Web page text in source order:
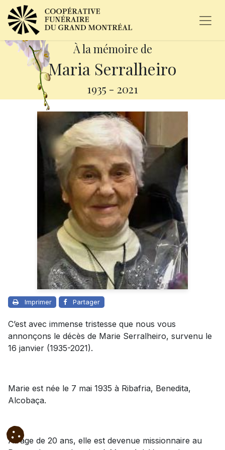
À la mémoire de
Maria Serralheiro
1935 - 2021
Imprimer Partager
C’est avec immense tristesse que nous vous
annonçons le décès de Marie Serralheiro, survenu le
16 janvier (1935-2021).
Marie est née le 7 mai 1935 à Ribafria, Benedita,
Alcobaça.
À l’âge de 20 ans, elle est devenue missionnaire au